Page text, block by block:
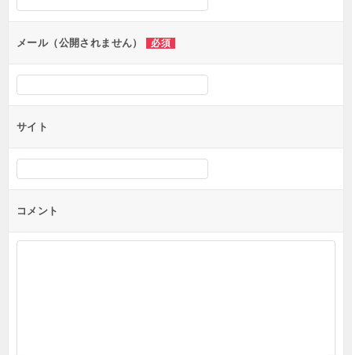
メール（公開されません） 必須
サイト
コメント